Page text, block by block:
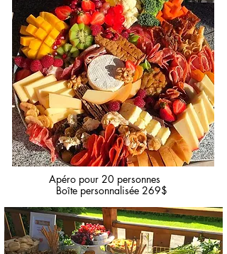
Apéro pour 20 personnes
Boîte personnalisée 269$